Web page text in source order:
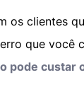
os clientes
que você
pode custar